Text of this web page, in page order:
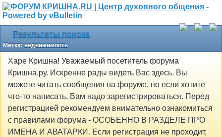
Результаты поиска
Метка: недвижимость
Харе Кришна! Уважаемый посетитель форума
Кришна.ру. Искренне рады видеть Вас здесь. Вы
можете читать сообщения на форуме, но если хотите
что-то написать, Вам надо зарегистрироваться. Перед
регистрацией рекомендуем внимательно ознакомиться
с правилами форума - ОСОБЕННО В РАЗДЕЛЕ ПРО
ИМЕНА И АВАТАРКИ. Если регистрация не проходит,